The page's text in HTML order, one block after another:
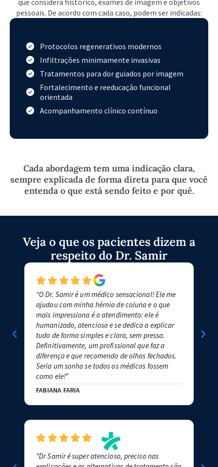
que considera histórico, exames de imagem e objetivos
pessoais. De acordo com cada caso, podem ser indicadas:
Protocolos regenerativos modernos
Infiltrações minimamente invasivas
Tratamentos para dor guiados por imagem
Fortalecimento e reeducação funcional
orientada
Acompanhamento clínico contínuo
Cada abordagem tem uma indicação clara,
sempre explicada de forma direta para que você
entenda o que está sendo feito e por quê.
Veja o que os pacientes dizem a
respeito do Dr. Samir
“O Dr. Samir é um médico sensacional! Ele me
ajudou com minha hérnia de coluna e o que
mais impressiona é o atendimento: ele é
humanizado, atencioso e se dedica a explicar
tudo de forma simples e clara, sem pressa.
Definitivamente, um profissional que faz a
diferença e que recomendo de olhos fechados.
Seria um sonho se todos os médicos fossem
como ele!”
FABIANA FARIA
"Dr Samir é super atencioso, preciso nas